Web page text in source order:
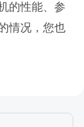
的性能、参
情况，您也